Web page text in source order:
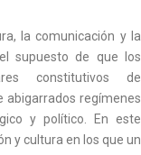
la comunicación y la
supuesto de que los
constitutivos de
abigarrados regímenes
y político. En este
y cultura en los que un